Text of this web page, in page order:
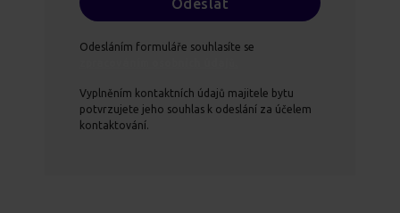
Odesláním formuláře souhlasíte se
Vyplněním kontaktních údajů majitele bytu
potvrzujete jeho souhlas k odeslání za účelem
kontaktování.